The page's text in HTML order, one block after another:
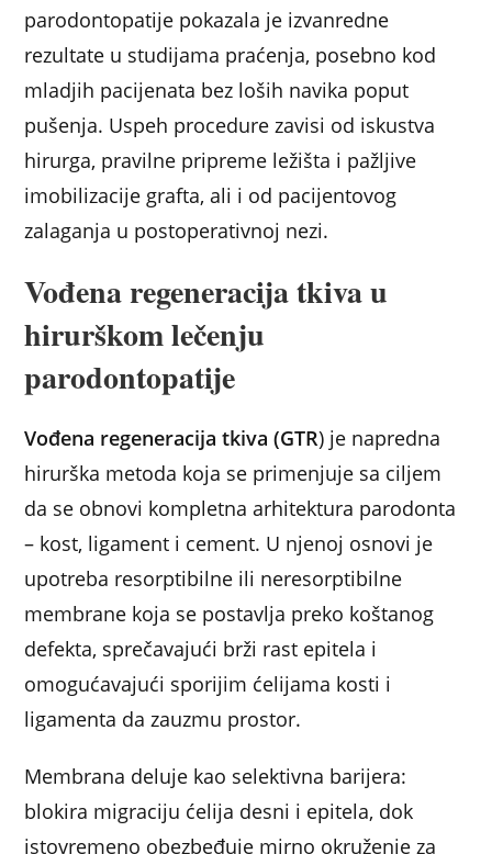
parodontopatije pokazala je izvanredne
rezultate u studijama praćenja, posebno kod
mladjih pacijenata bez loših navika poput
pušenja. Uspeh procedure zavisi od iskustva
hirurga, pravilne pripreme ležišta i pažljive
imobilizacije grafta, ali i od pacijentovog
zalaganja u postoperativnoj nezi.
Vođena regeneracija tkiva u
hirurškom lečenju
parodontopatije
Vođena regeneracija tkiva (GTR) je napredna
hirurška metoda koja se primenjuje sa ciljem
da se obnovi kompletna arhitektura parodonta
– kost, ligament i cement. U njenoj osnovi je
upotreba resorptibilne ili neresorptibilne
membrane koja se postavlja preko koštanog
defekta, sprečavajući brži rast epitela i
omogućavajući sporijim ćelijama kosti i
ligamenta da zauzmu prostor.
Membrana deluje kao selektivna barijera:
blokira migraciju ćelija desni i epitela, dok
istovremeno obezbeđuje mirno okruženje za